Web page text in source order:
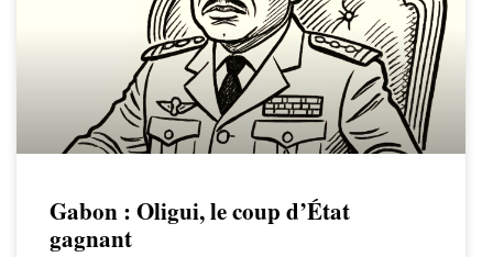
Gabon : Oligui, le coup d’État
gagnant